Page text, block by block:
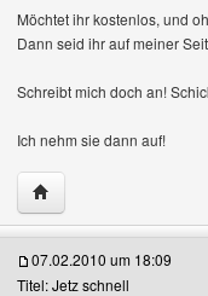
Profile anzeigen
Möchtet ihr kostenlos, und
Dann seid ihr auf meiner
Schreibt mich doch an!
Ich nehm sie dann auf!
Website dieses
07.02.2010 um 18:09
Titel: Jetz schnell